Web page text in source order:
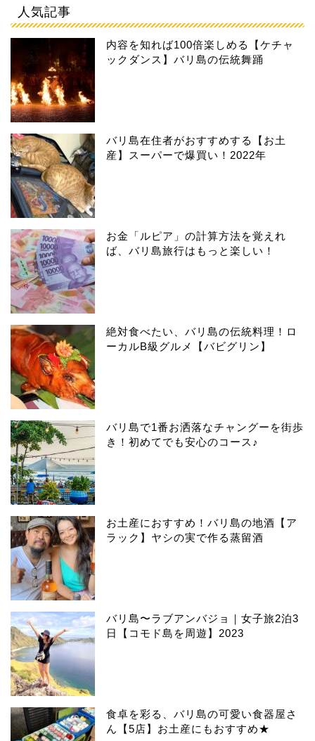
人気記事
内容を知れば100倍楽しめる【ケチャ
ックダンス】バリ島の伝統舞踊
バリ島在住者がおすすめする【お土
産】スーパーで爆買い！2022年
お金「ルピア」の計算方法を覚えれ
ば、バリ島旅行はもっと楽しい！
絶対食べたい、バリ島の伝統料理！ロ
ーカルB級グルメ【バビグリン】
バリ島で1番お洒落なチャングーを街歩
き！初めてでも安心のコース♪
お土産におすすめ！バリ島の地酒【ア
ラック】ヤシの実で作る蒸留酒
バリ島〜ラブアンバジョ｜女子旅2泊3
日【コモド島を周遊】2023
食卓を彩る、バリ島の可愛い食器屋さ
ん【5店】お土産にもおすすめ★